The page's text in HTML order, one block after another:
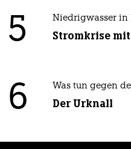
5 Niedrigwasser in
Stromkrise
6 Was tun gegen
Der Urknall